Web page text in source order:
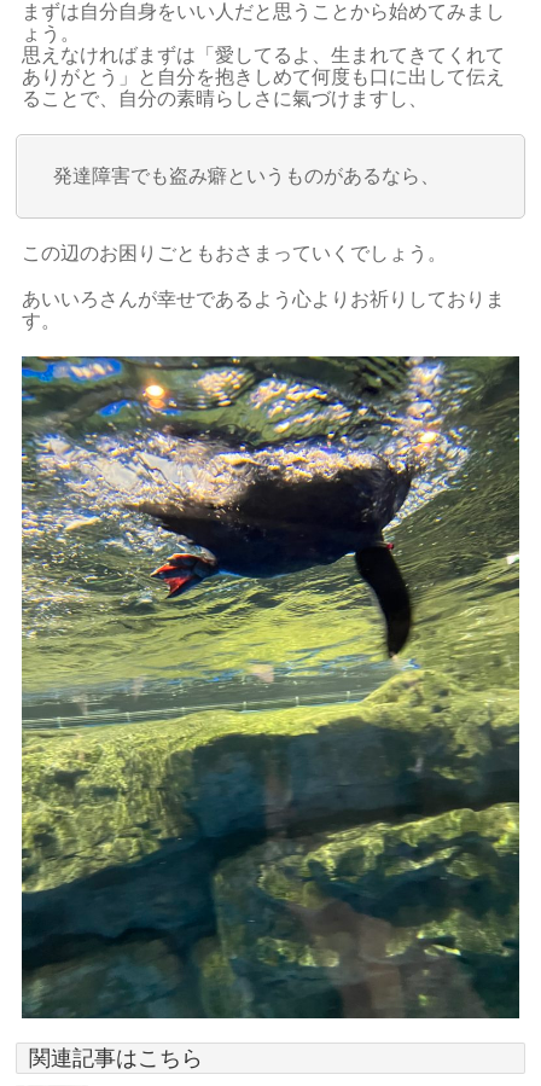
まずは自分自身をいい人だと思うことから始めてみまし
ょう。
思えなければまずは「愛してるよ、生まれてきてくれて
ありがとう」と自分を抱きしめて何度も口に出して伝え
ることで、自分の素晴らしさに氣づけますし、
発達障害でも盗み癖というものがあるなら、
この辺のお困りごともおさまっていくでしょう。
あいいろさんが幸せであるよう心よりお祈りしておりま
す。
関連記事はこちら